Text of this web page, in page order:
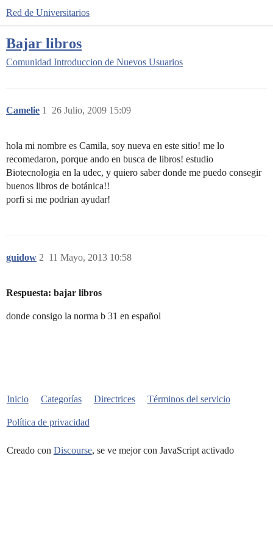
Red de Universitarios
Bajar libros
Comunidad Introduccion de Nuevos Usuarios
Camelie 26 Julio, 2009 15:09
1
hola mi nombre es Camila, soy nueva en este sitio! me lo
recomedaron, porque ando en busca de libros! estudio
Biotecnologia en la udec, y quiero saber donde me puedo consegir
buenos libros de botánica!!
porfi si me podrian ayudar!
guidow 11 Mayo, 2013 10:58
2
Respuesta: bajar libros
donde consigo la norma b 31 en español
Inicio Categorías Directrices Términos del servicio
Política de privacidad
Creado con Discourse, se ve mejor con JavaScript activado